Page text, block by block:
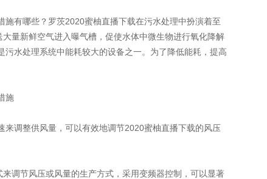
有哪些？罗茨2020蜜柚直播下载在污水处理中扮演着至
量新鲜空气进入曝气槽，促使水体中微生物进行氧化降解
水处理系统中能耗较大的设备之一。为了降低能耗，提高
施
调整供风量，可以有效地调节2020蜜柚直播下载的风压
调节风压或风量的生产方式，采用变频器控制，可以显著